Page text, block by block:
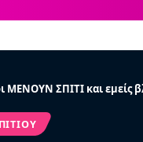
ΜΕΝΟΥΝ ΣΠΙΤΙ και